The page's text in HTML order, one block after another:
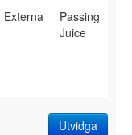
Externa
Passing
Juice
Utvidga